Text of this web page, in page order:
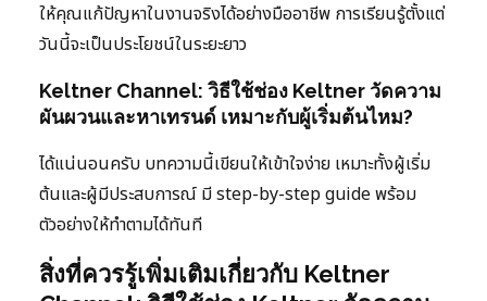
ให้คุณแก้ปัญหาในงานจริงได้อย่างมืออาชีพ การเรียนรู้ตั้งแต่
วันนี้จะเป็นประโยชน์ในระยะยาว
Keltner Channel: วิธีใช้ช่อง Keltner วัดความ
ผันผวนและหาเทรนด์ เหมาะกับผู้เริ่มต้นไหม?
ได้แน่นอนครับ บทความนี้เขียนให้เข้าใจง่าย เหมาะทั้งผู้เริ่ม
ต้นและผู้มีประสบการณ์ มี step-by-step guide พร้อม
ตัวอย่างให้ทำตามได้ทันที
สิ่งที่ควรรู้เพิ่มเติมเกี่ยวกับ Keltner